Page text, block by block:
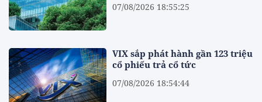
07/08/2026 18:55:25
VIX sắp phát hành gần 123 triệu
cổ phiếu trả cổ tức
07/08/2026 18:54:44